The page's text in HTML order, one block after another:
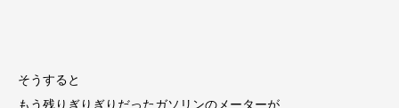
そうすると
もう残りぎりぎりだったガソリンのメーターが